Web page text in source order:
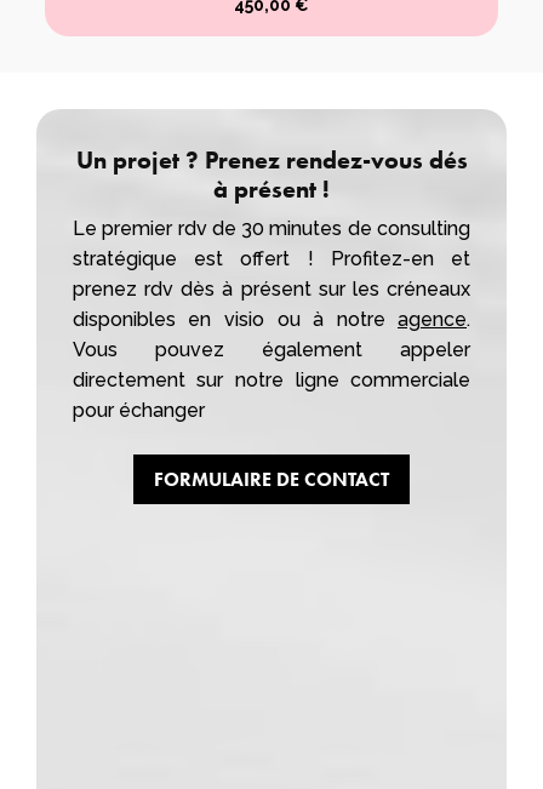
450,00 €
Un projet ? Prenez rendez-vous dés
à présent !
Le premier rdv de 30 minutes de consulting
stratégique est offert ! Profitez-en et
prenez rdv dès à présent sur les créneaux
disponibles en visio ou à notreagence.
Vous pouvez également appeler
directement sur notre ligne commerciale
pour échanger
FORMULAIRE DE CONTACT